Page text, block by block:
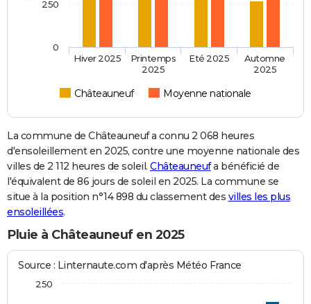
Châteauneuf Moyenne nationale
Hiver 2025
Printemps
2025
Eté 2025
Automne
2025
0
250
La commune de Châteauneuf a connu 2 068 heures
d'ensoleillement en 2025, contre une moyenne nationale des
villes de 2 112 heures de soleil. Châteauneufa bénéficié de
l'équivalent de 86 jours de soleil en 2025. La commune se
situe à la position n°14 898 du classement des villes les plus
ensoleillées.
Pluie à Châteauneuf en 2025
Source : Linternaute.com d'après Météo France
250